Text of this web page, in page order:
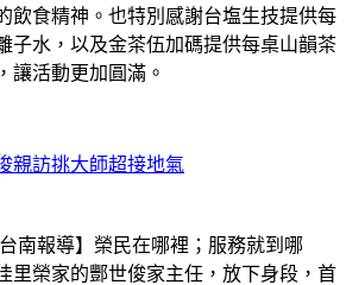
飲食精神。也特別感謝台塩生技提供每
子水，以及金茶伍加碼提供每桌山韻茶
讓活動更加圓滿。
親訪挑大師超接地氣
南報導】榮民在哪裡；服務就到哪
里榮家的酆世俊家主任，放下身段，首